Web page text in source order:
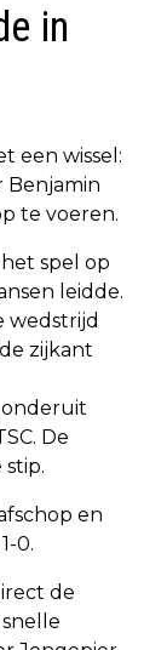
in
een wissel:
Benjamin
te voeren.
spel op
leidde.
wedstrijd
zijkant
onderuit
De
en
0.
de